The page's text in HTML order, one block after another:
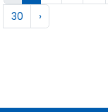
30
›